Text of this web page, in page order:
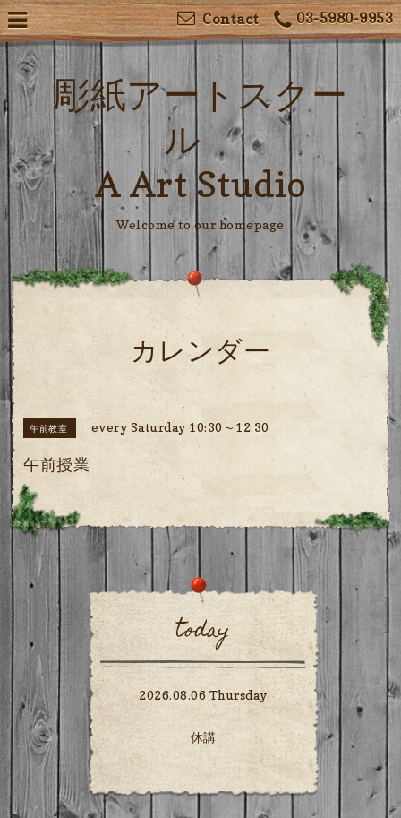
03-5980-9953
Contact
彫紙アートスクー
ル
A Art Studio
Welcome to our homepage
カレンダー
午前教室 every Saturday 10:30～12:30
午前授業
today
2026.08.06 Thursday
休講